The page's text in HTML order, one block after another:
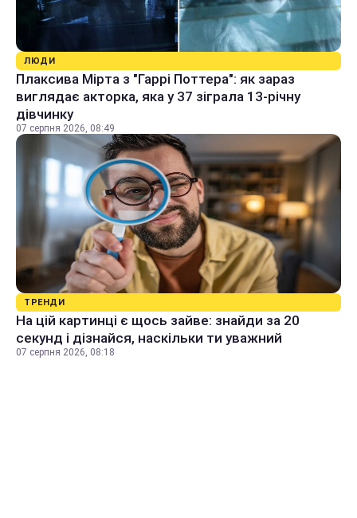
ЛЮДИ
Плаксива Мірта з "Гаррі Поттера": як зараз
виглядає акторка, яка у 37 зіграла 13-річну
дівчинку
07 серпня 2026, 08:49
ТРЕНДИ
На цій картинці є щось зайве: знайди за 20
секунд і дізнайся, наскільки ти уважний
07 серпня 2026, 08:18